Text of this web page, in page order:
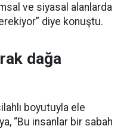
ve siyasal alanlarda
diye konuştu.
dağa
boyutuyla ele
“Bu insanlar bir sabah